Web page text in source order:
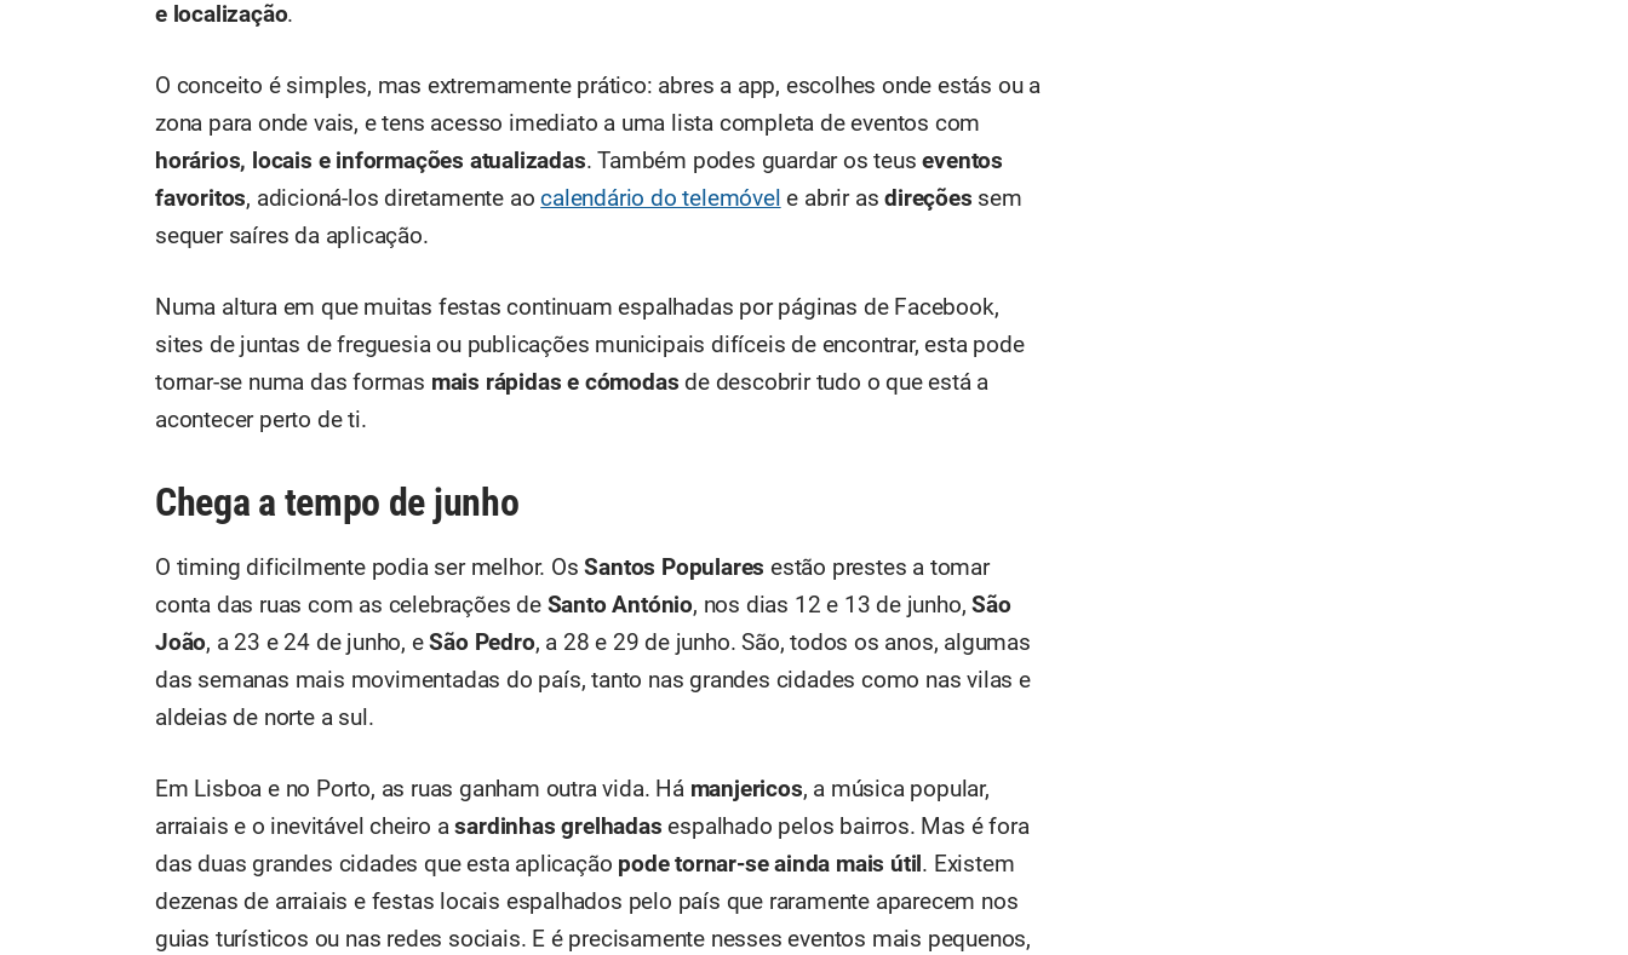
e localização.
O conceito é simples, mas extremamente prático: abres a app, escolhes onde estás ou a
zona para onde vais, e tens acesso imediato a uma lista completa de eventos com
horários, locais e informações atualizadas. Também podes guardar os teuseventos
favoritos, adicioná-los diretamente aocalendário do telemóvel e abrir asdireções sem
sequer saíres da aplicação.
Numa altura em que muitas festas continuam espalhadas por páginas de Facebook,
sites de juntas de freguesia ou publicações municipais difíceis de encontrar, esta pode
tornar-se numa das formas mais rápidas e cómodas de descobrir tudo o que está a
acontecer perto de ti.
Chega a tempo de junho
O timing dificilmente podia ser melhor. OsSantos Populares estão prestes a tomar
conta das ruas com as celebrações de Santo António, nos dias 12 e 13 de junho,São
João, a 23 e 24 de junho, eSão Pedro, a 28 e 29 de junho. São, todos os anos, algumas
das semanas mais movimentadas do país, tanto nas grandes cidades como nas vilas e
aldeias de norte a sul.
Em Lisboa e no Porto, as ruas ganham outra vida. Há manjericos, a música popular,
arraiais e o inevitável cheiro asardinhas grelhadas espalhado pelos bairros. Mas é fora
das duas grandes cidades que esta aplicação pode tornar-se ainda mais útil . Existem
dezenas de arraiais e festas locais espalhados pelo país que raramente aparecem nos
guias turísticos ou nas redes sociais. E é precisamente nesses eventos mais pequenos,